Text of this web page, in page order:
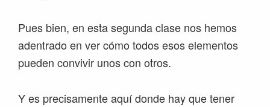
Pues bien, en esta segunda clase nos hemos
adentrado en ver cómo todos esos elementos
pueden convivir unos con otros.
Y es precisamente aquí donde hay que tener